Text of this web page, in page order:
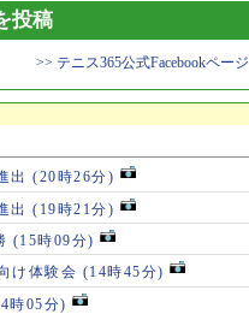
投稿
>> テニス365公式Facebookページ
出 (20時26分)
出 (19時21分)
(15時09分)
け体験会 (14時45分)
時05分)